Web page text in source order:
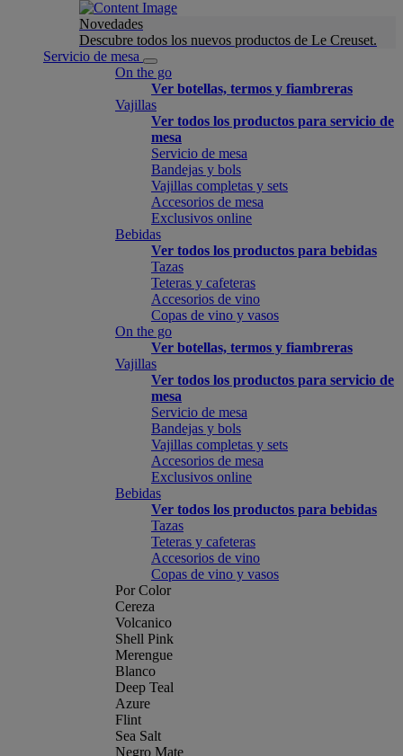
Novedades
Descubre todos los nuevos productos de Le Creuset.
Servicio de mesa
On the go
Ver botellas, termos y fiambreras
Vajillas
Ver todos los productos para servicio de
mesa
Servicio de mesa
Bandejas y bols
Vajillas completas y sets
Accesorios de mesa
Exclusivos online
Bebidas
Ver todos los productos para bebidas
Tazas
Teteras y cafeteras
Accesorios de vino
Copas de vino y vasos
On the go
Ver botellas, termos y fiambreras
Vajillas
Ver todos los productos para servicio de
mesa
Servicio de mesa
Bandejas y bols
Vajillas completas y sets
Accesorios de mesa
Exclusivos online
Bebidas
Ver todos los productos para bebidas
Tazas
Teteras y cafeteras
Accesorios de vino
Copas de vino y vasos
Por Color
Cereza
Volcanico
Shell Pink
Merengue
Blanco
Deep Teal
Azure
Flint
Sea Salt
Negro Mate